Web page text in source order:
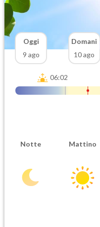
Oggi
9 ago
Domani
10 ago
06:02
Notte Mattino